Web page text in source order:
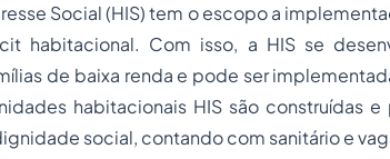
Social (HIS) tem o escopo a
habitacional. Com isso, a HIS se
de baixa renda e pode ser
habitacionais HIS são construídas
social, contando com sanitário e